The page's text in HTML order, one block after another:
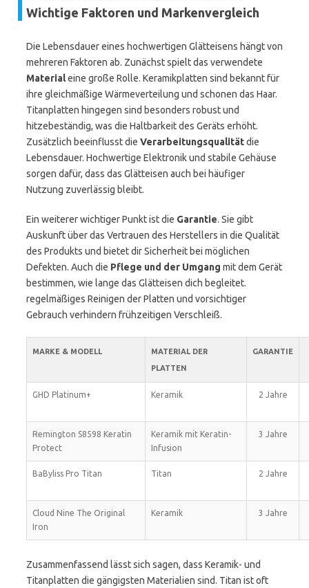
Wichtige Faktoren und Markenvergleich
Die Lebensdauer eines hochwertigen Glätteisens hängt von
mehreren Faktoren ab. Zunächst spielt das verwendete
Materialeine große Rolle. Keramikplatten sind bekannt für
ihre gleichmäßige Wärmeverteilung und schonen das Haar.
Titanplatten hingegen sind besonders robust und
hitzebeständig, was die Haltbarkeit des Geräts erhöht.
Zusätzlich beeinflusst die Verarbeitungsqualitätdie
Lebensdauer. Hochwertige Elektronik und stabile Gehäuse
sorgen dafür, dass das Glätteisen auch bei häufiger
Nutzung zuverlässig bleibt.
Ein weiterer wichtiger Punkt ist die Garantie. Sie gibt
Auskunft über das Vertrauen des Herstellers in die Qualität
des Produkts und bietet dir Sicherheit bei möglichen
Defekten. Auch die Pflege und der Umgang mit dem Gerät
bestimmen, wie lange das Glätteisen dich begleitet.
regelmäßiges Reinigen der Platten und vorsichtiger
Gebrauch verhindern frühzeitigen Verschleiß.
MARKE & MODELL
MATERIAL DER
PLATTEN
GARANTIE
GHD Platinum+ Keramik 2 Jahre
Remington S8598 Keratin
Protect
Keramik mit Keratin-
Infusion
3 Jahre
BaByliss Pro Titan Titan 2 Jahre
Cloud Nine The Original
Iron
Keramik 3 Jahre
Zusammenfassend lässt sich sagen, dass Keramik- und
Titanplatten die gängigsten Materialien sind. Titan ist oft